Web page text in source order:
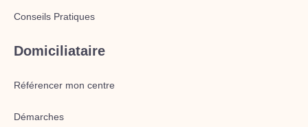
Conseils Pratiques
Domiciliataire
Référencer mon centre
Démarches